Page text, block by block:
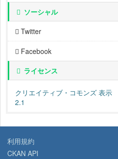
ソーシャル
Twitter
Facebook
ライセンス
クリエイティブ・コモンズ 表示
2.1
利用規約
CKAN API